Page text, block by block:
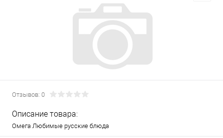
Отзывов: 0
Описание товара:
Омега Любимые русские блюда